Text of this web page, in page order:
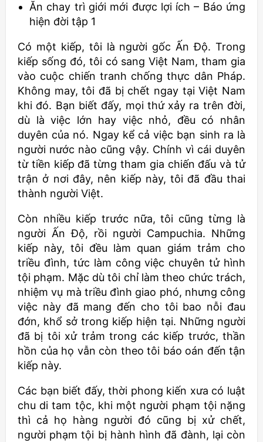
Ăn chay trì giới mới được lợi ích – Báo ứng
hiện đời tập 1
Có một kiếp, tôi là người gốc Ấn Độ. Trong
kiếp sống đó, tôi có sang Việt Nam, tham gia
vào cuộc chiến tranh chống thực dân Pháp.
Không may, tôi đã bị chết ngay tại Việt Nam
khi đó. Bạn biết đấy, mọi thứ xảy ra trên đời,
dù là việc lớn hay việc nhỏ, đều có nhân
duyên của nó. Ngay kể cả việc bạn sinh ra là
người nước nào cũng vậy. Chính vì cái duyên
từ tiền kiếp đã từng tham gia chiến đấu và tử
trận ở nơi đây, nên kiếp này, tôi đã đầu thai
thành người Việt.
Còn nhiều kiếp trước nữa, tôi cũng từng là
người Ấn Độ, rồi người Campuchia. Những
kiếp này, tôi đều làm quan giám trảm cho
triều đình, tức làm công việc chuyên tử hình
tội phạm. Mặc dù tôi chỉ làm theo chức trách,
nhiệm vụ mà triều đình giao phó, nhưng công
việc này đã mang đến cho tôi bao nỗi đau
đớn, khổ sở trong kiếp hiện tại. Những người
đã bị tôi xử trảm trong các kiếp trước, thần
hồn của họ vẫn còn theo tôi báo oán đến tận
kiếp này.
Các bạn biết đấy, thời phong kiến xưa có luật
chu di tam tộc, khi một người phạm tội nặng
thì cả họ hàng người đó cũng bị xử chết,
người phạm tội bị hành hình đã đành, lại còn